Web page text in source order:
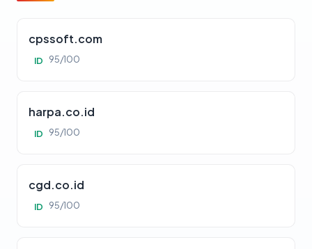
cpssoft.com
ID 95/100
harpa.co.id
ID 95/100
cgd.co.id
ID 95/100